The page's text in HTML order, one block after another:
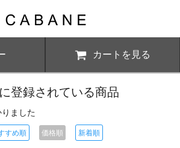
カートを見る
登録されている商品
ました
すめ順 価格順 新着順